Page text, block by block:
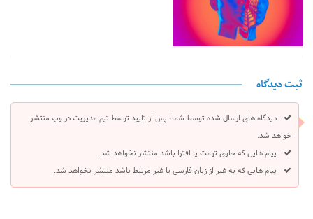
ثبت دیدگاه
دیدگاه های ارسال شده توسط شما، پس از تایید توسط تیم مدیریت در وب منتشر
خواهد شد.
پیام هایی که حاوی تهمت یا افترا باشد منتشر نخواهد شد.
پیام هایی که به غیر از زبان فارسی یا غیر مرتبط باشد منتشر نخواهد شد.